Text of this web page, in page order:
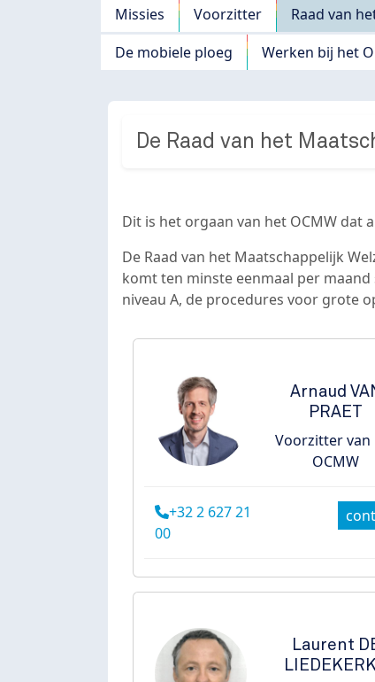
Navigation principale
Missies Voorzitter Raad van
De mobiele ploeg
Werken bij het
De Raad van het
Dit is het orgaan van het OCMW dat
De Raad van het Maatschappelijk
komt ten minste eenmaal per maand
niveau A, de procedures voor grote
Arnaud
PRAET
Voorzitter van
OCMW
+32 2 627 21
00
Laurent